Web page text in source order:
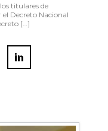
titulares de
Decreto Nacional
[…]